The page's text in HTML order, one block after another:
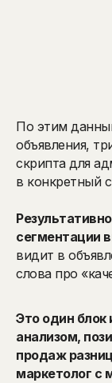
По этим
объявления,
скрипта для
в конкретный
сегментации
видит в
слова про
Это один блок
анализом,
продаж
маркетолог с